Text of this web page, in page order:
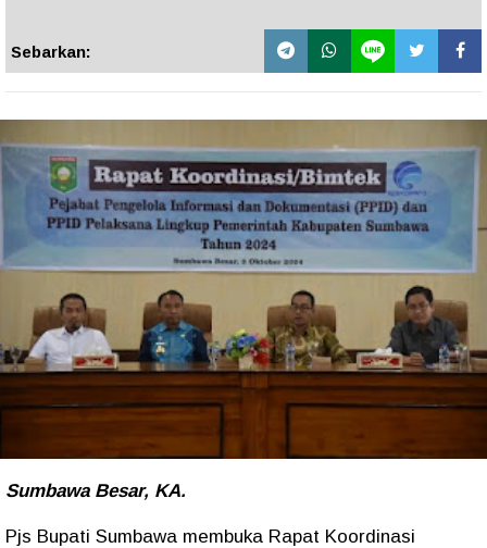
Sebarkan:
Sumbawa Besar, KA.
Pjs Bupati Sumbawa membuka Rapat Koordinasi